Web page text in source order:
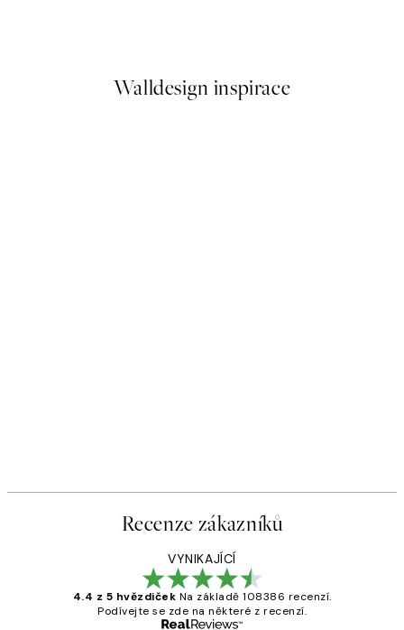
Walldesign inspirace
Recenze zákazníků
VYNIKAJÍCÍ
4.4 z 5 hvězdiček Na základě 108386 recenzí.
Podívejte se zde na některé z recenzí.